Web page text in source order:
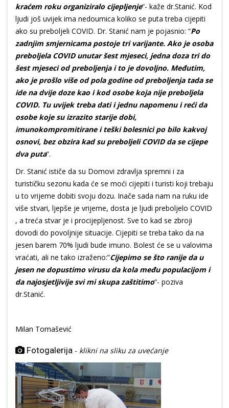
kraćem roku organiziralo cijepljenje“- kaže dr.Stanić. Kod
ljudi još uvijek ima nedoumica koliko se puta treba cijepiti
ako su preboljeli COVID. Dr. Stanić nam je pojasnio: “Po
zadnjim smjernicama postoje tri varijante. Ako je osoba
preboljela COVID unutar šest mjeseci, jedna doza tri do
šest mjeseci od preboljenja i to je dovoljno. Međutim,
ako je prošlo više od pola godine od preboljenja tada se
ide na dvije doze kao i kod osobe koja nije preboljela
COVID. Tu uvijek treba dati i jednu napomenu i reći da
osobe koje su izrazito starije dobi,
imunokompromitirane i teški bolesnici po bilo kakvoj
osnovi, bez obzira kad su preboljeli COVID da se cijepe
dva puta“.
Dr. Stanić ističe da su Domovi zdravlja spremni i za
turističku sezonu kada će se moći cijepiti i turisti koji trebaju
u to vrijeme dobiti svoju dozu. Inače sada nam na ruku ide
više stvari, ljepše je vrijeme, dosta je ljudi preboljelo COVID
, a treća stvar je i procijepljenost. Sve to kad se zbroji
dovodi do povoljnije situacije. Cijepiti se treba tako da na
jesen barem 70% ljudi bude imuno. Bolest će se u valovima
vraćati, ali ne tako izraženo:”Cijepimo se što ranije da u
jesen ne dopustimo virusu da kola među populacijom i
da najosjetljivije svi mi skupa zaštitimo“- poziva
dr.Stanić.
Milan Tomašević
Fotogalerija - klikni na sliku za uvećanje